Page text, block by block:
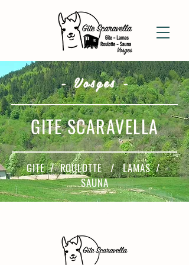
- Vosges -
GITE SCARAVELLA
GITE / ROULOTTE / LAMAS /
SAUNA